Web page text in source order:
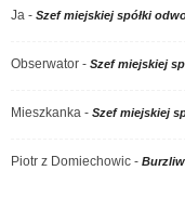
Ja - Szef miejskiej spółki
Obserwator - Szef miejskiej
Mieszkanka - Szef miejskiej
Piotr z Domiechowic -